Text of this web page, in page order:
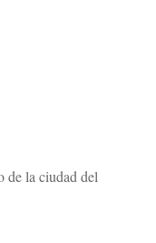
de la ciudad del